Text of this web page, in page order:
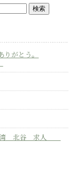
がとう。
湾 北谷 求人